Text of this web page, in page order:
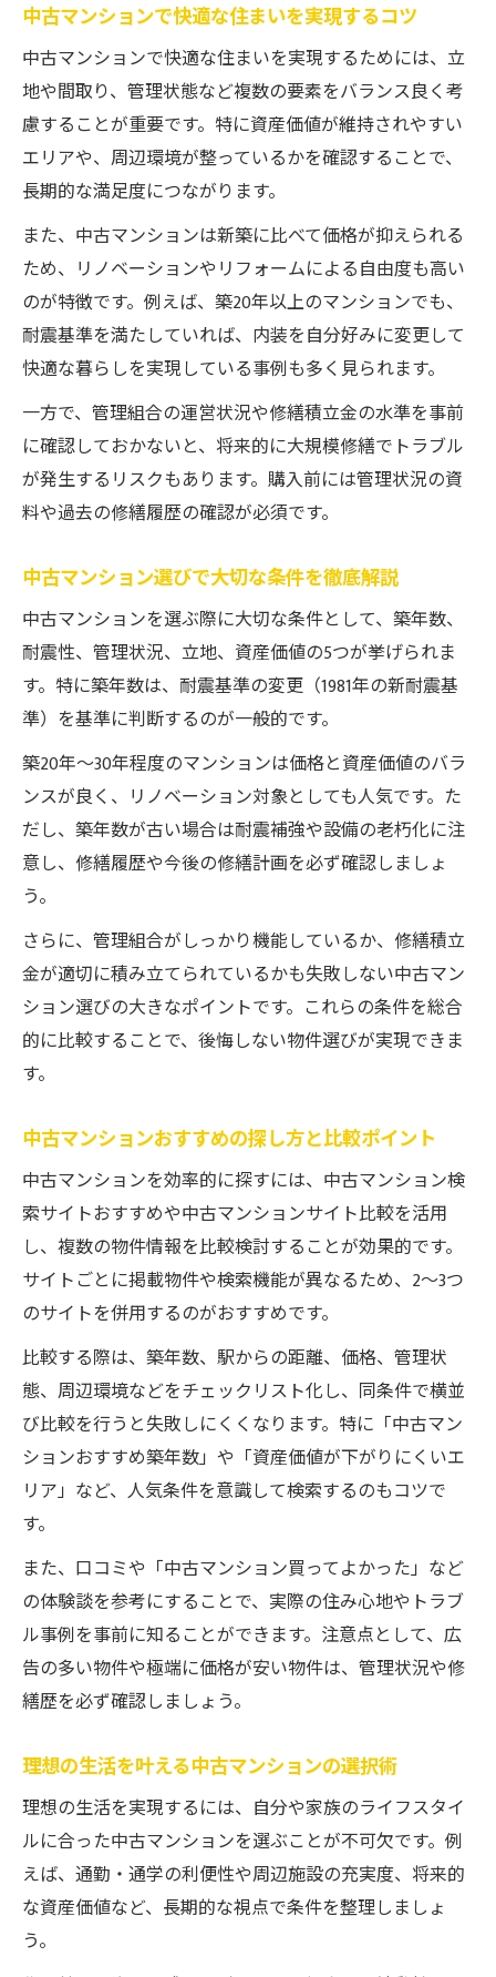
狙い目の中古マンション年代はどこか
中古マンションのおすすめ年代と選び方の
基準
築年数で見る中古マンションの狙い目とは
中古マンションは築何年が本当におすすめ
築古中古マンションのメリットと注意点
マンション築年数と資産価値の関係性を解
説
検討したい中古マンション選びの極意
おすすめ中古マンションを見極める視点
中古マンションの特徴を把握した選び方
中古マンション購入時の注意点と成功例
安心につながる中古マンションの選択術
安心して選べる中古マンションの条件とは
中古マンションのおすすめ理由と安全性
管理状態が良い中古マンションの見分け方
中古マンション購入で後悔しない選択術
中古マンションおすすめと安全性の両立方
法
中古マンション購入前に確認すべき管理状態
中古マンション購入時に確認したい管理状
中古マンションの管理状況をチェックする
方法
おすすめ中古マンションは管理が重要な理
由
中古マンションの修繕履歴と選び方の関係
リノベーションと中古マンションの魅力徹底解
説
中古マンションのリノベーション事例と魅
力
おすすめ中古マンションで叶う理想の空間
中古マンションリノベーションの費用対効
果
中古マンション選びとリノベーションの相
性
リノベーション向き中古マンションの選び
中古マンションで快適な住まいを実現するコツ
中古マンションで快適な住まいを実現するためには、立
地や間取り、管理状態など複数の要素をバランス良く考
慮することが重要です。特に資産価値が維持されやすい
エリアや、周辺環境が整っているかを確認することで、
長期的な満足度につながります。
また、中古マンションは新築に比べて価格が抑えられる
ため、リノベーションやリフォームによる自由度も高い
のが特徴です。例えば、築20年以上のマンションでも、
耐震基準を満たしていれば、内装を自分好みに変更して
快適な暮らしを実現している事例も多く見られます。
一方で、管理組合の運営状況や修繕積立金の水準を事前
に確認しておかないと、将来的に大規模修繕でトラブル
が発生するリスクもあります。購入前には管理状況の資
料や過去の修繕履歴の確認が必須です。
中古マンション選びで大切な条件を徹底解説
中古マンションを選ぶ際に大切な条件として、築年数、
耐震性、管理状況、立地、資産価値の5つが挙げられま
す。特に築年数は、耐震基準の変更（1981年の新耐震基
準）を基準に判断するのが一般的です。
築20年〜30年程度のマンションは価格と資産価値のバラ
ンスが良く、リノベーション対象としても人気です。た
だし、築年数が古い場合は耐震補強や設備の老朽化に注
意し、修繕履歴や今後の修繕計画を必ず確認しましょ
う。
さらに、管理組合がしっかり機能しているか、修繕積立
金が適切に積み立てられているかも失敗しない中古マン
ション選びの大きなポイントです。これらの条件を総合
的に比較することで、後悔しない物件選びが実現できま
す。
中古マンションおすすめの探し方と比較ポイント
中古マンションを効率的に探すには、中古マンション検
索サイトおすすめや中古マンションサイト比較を活用
し、複数の物件情報を比較検討することが効果的です。
サイトごとに掲載物件や検索機能が異なるため、2〜3つ
のサイトを併用するのがおすすめです。
比較する際は、築年数、駅からの距離、価格、管理状
態、周辺環境などをチェックリスト化し、同条件で横並
び比較を行うと失敗しにくくなります。特に「中古マン
ションおすすめ築年数」や「資産価値が下がりにくいエ
リア」など、人気条件を意識して検索するのもコツで
す。
また、口コミや「中古マンション買ってよかった」など
の体験談を参考にすることで、実際の住み心地やトラブ
ル事例を事前に知ることができます。注意点として、広
告の多い物件や極端に価格が安い物件は、管理状況や修
繕歴を必ず確認しましょう。
理想の生活を叶える中古マンションの選択術
理想の生活を実現するには、自分や家族のライフスタイ
ルに合った中古マンションを選ぶことが不可欠です。例
えば、通勤・通学の利便性や周辺施設の充実度、将来的
な資産価値など、長期的な視点で条件を整理しましょ
う。